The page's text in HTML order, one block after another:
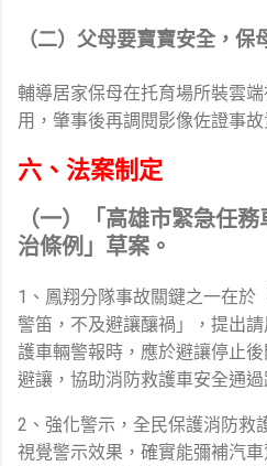
（二）父母要寶寶安全，保
輔導居家保母在托育場所裝雲
用，肇事後再調閱影像佐證事
六、法案制定
（一）「高雄市緊急任
治條例」草案。
1、鳳翔分隊事故關鍵之一在於
警笛，不及避讓釀禍」，提出
護車輛警報時，應於避讓停止
避讓，協助消防救護車安全通過
2、強化警示，全民保護消防救
視覺警示效果，確實能彌補汽